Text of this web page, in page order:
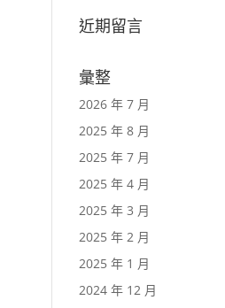
近期留言
彙整
2026 年 7 月
2025 年 8 月
2025 年 7 月
2025 年 4 月
2025 年 3 月
2025 年 2 月
2025 年 1 月
2024 年 12 月